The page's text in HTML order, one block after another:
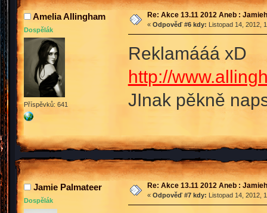
Amelia Allingham
Dospělák
Příspěvků: 641
Re: Akce 13.11 2012 Aneb :
« Odpověď #6 kdy: Listopad 14, 2012,
Reklamááá xD
http://
JInak pěkně
Jamie Palmateer
Dospělák
Re: Akce 13.11 2012 Aneb :
« Odpověď #7 kdy: Listopad 14, 2012,